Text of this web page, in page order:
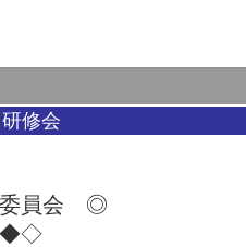
研修会
委員会 ◎
◆◇